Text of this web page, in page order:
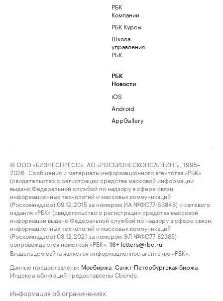
РБК
Компании
РБК Курсы
Школа
управления
РБК
РБК
Новости
iOS
Android
AppGallery
© ООО «БИЗНЕСПРЕСС», АО «РОСБИЗНЕСКОНСАЛТИНГ», 1995–
2026. Сообщения и материалы информационного агентства «РБК»
(свидетельство о регистрации средства массовой информации
выдано Федеральной службой по надзору в сфере связи,
информационных технологий и массовых коммуникаций
(Роскомнадзор) 09.12.2015 за номером ИА №ФС77-63848) и сетевого
издания «РБК» (свидетельство о регистрации средства массовой
информации выдано Федеральной службой по надзору в сфере связи,
информационных технологий и массовых коммуникаций
(Роскомнадзор) 03.12.2021 за номером ЭЛ №ФС77-82385)
сопровождаются пометкой «РБК».
18+ letters@rbc.ru
Владельцем сайта является информационное агентство «РБК».
Данные предоставлены: Мосбиржа Санкт-Петербургская биржа
Индексы облигаций предоставлены Cbonds.
Информация об ограничениях